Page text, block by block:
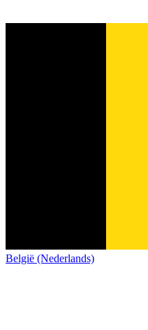
België (Nederlands)